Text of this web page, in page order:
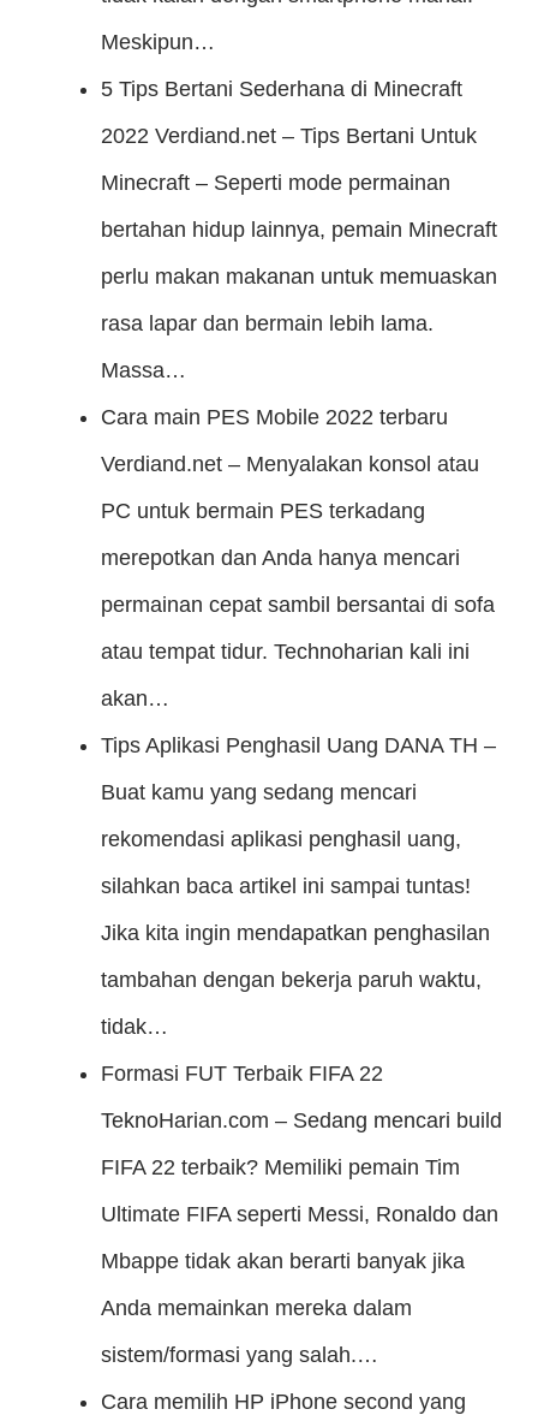
Meskipun…
5 Tips Bertani Sederhana di Minecraft
2022 Verdiand.net – Tips Bertani Untuk
Minecraft – Seperti mode permainan
bertahan hidup lainnya, pemain Minecraft
perlu makan makanan untuk memuaskan
rasa lapar dan bermain lebih lama.
Massa…
Cara main PES Mobile 2022 terbaru
Verdiand.net – Menyalakan konsol atau
PC untuk bermain PES terkadang
merepotkan dan Anda hanya mencari
permainan cepat sambil bersantai di sofa
atau tempat tidur. Technoharian kali ini
akan…
Tips Aplikasi Penghasil Uang DANATH –
Buat kamu yang sedang mencari
rekomendasi aplikasi penghasil uang,
silahkan baca artikel ini sampai tuntas!
Jika kita ingin mendapatkan penghasilan
tambahan dengan bekerja paruh waktu,
tidak…
Formasi FUT Terbaik FIFA 22
TeknoHarian.com – Sedang mencari build
FIFA 22 terbaik? Memiliki pemain Tim
Ultimate FIFA seperti Messi, Ronaldo dan
Mbappe tidak akan berarti banyak jika
Anda memainkan mereka dalam
sistem/formasi yang salah.…
Cara memilih HP iPhone second yang